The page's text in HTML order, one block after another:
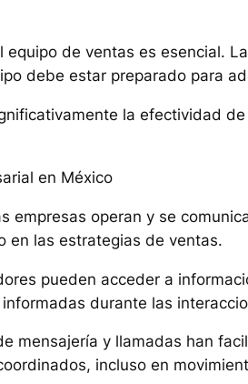
equipo de ventas es esencial.
debe estar preparado para
la efectividad
en México
empresas operan y se
en las estrategias de ventas.
pueden acceder a
durante las
mensajería y llamadas han
incluso en